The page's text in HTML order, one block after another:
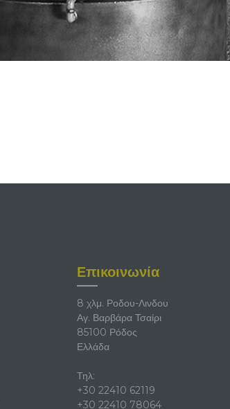
Επικοινωνία
8 χλμ. Ροδου-Λινδου
Αγ. Βαρβάρα Τσαίρι
85100 Ρόδος
Ελλάδα
Τηλ:
+30 22410 62119
+30 22410 78064